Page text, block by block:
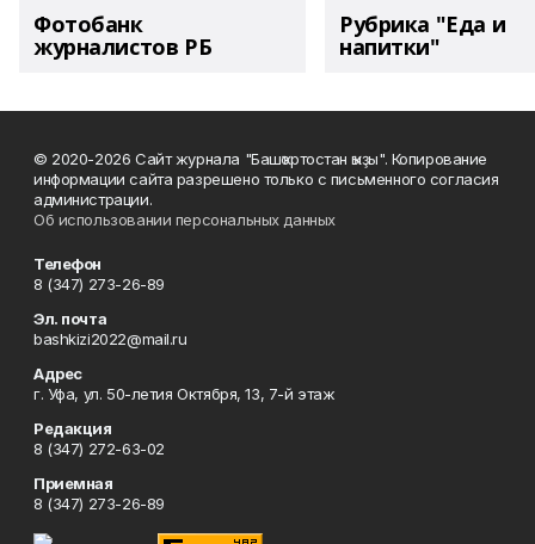
Фотобанк
журналистов РБ
Рубрика "Еда и
напитки"
© 2020-2026 Сайт журнала "Башҡортостан ҡыҙы". Копирование
информации сайта разрешено только с письменного согласия
администрации.
Об использовании персональных данных
Телефон
8 (347) 273-26-89
Эл. почта
bashkizi2022@mail.ru
Адрес
г. Уфа, ул. 50-летия Октября, 13, 7-й этаж
Редакция
8 (347) 272-63-02
Приемная
8 (347) 273-26-89